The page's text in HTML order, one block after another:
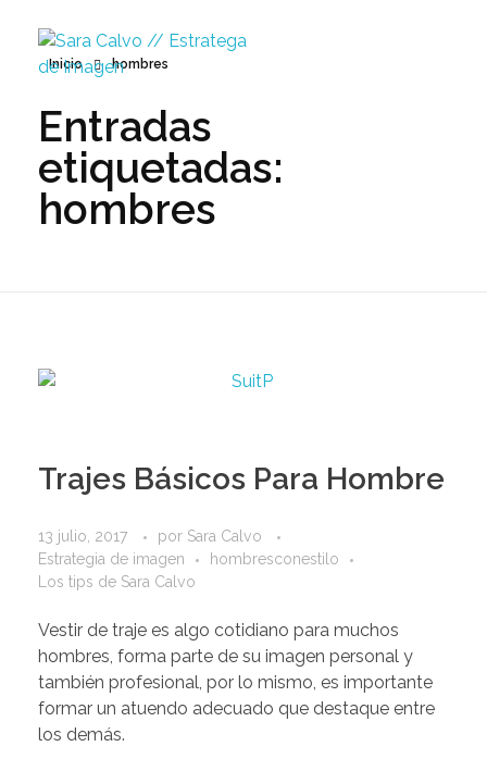
Sara Calvo // Estratega de Imagen
Inicio hombres
Entradas
etiquetadas:
hombres
Trajes Básicos Para Hombre
13 julio, 2017 por Sara Calvo
Estrategia de imagen
hombresconestilo
Los tips de Sara Calvo
Vestir de traje es algo cotidiano para muchos
hombres, forma parte de su imagen personal y
también profesional, por lo mismo, es importante
formar un atuendo adecuado que destaque entre
los demás.